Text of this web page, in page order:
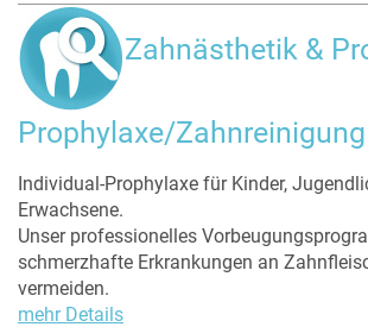
Zahnästhetik &
Prophylaxe/Zahnreinigung
Individual-Prophylaxe für Kinder,
Erwachsene.
Unser professionelles
schmerzhafte Erkrankungen an
vermeiden.
mehr Details